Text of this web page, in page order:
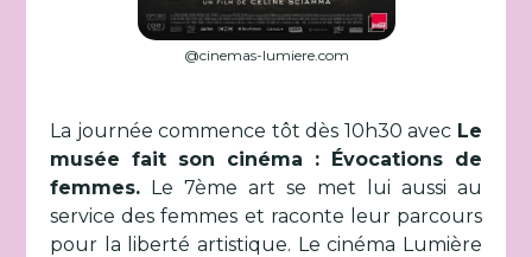
@cinemas-lumiere.com
La journée commence tôt dès 10h30 avec Le
musée fait son cinéma : Évocations de
femmes. Le 7ème art se met lui aussi au
service des femmes et raconte leur parcours
pour la liberté artistique. Le cinéma Lumière